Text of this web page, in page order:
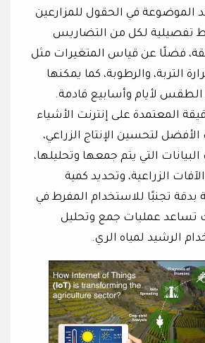
الموضوعة في الحقول للمزارعين
تفصيلية لكل من التضاريس
فضلًا عن قياس المتغيرات مثل
التربة، والرطوبة، كما يمكنها
الطقس لأيام وأسابيع قادمة.
المعتمدة على إنترنت الأشياء
الأفضل لتحسين الإنتاج الزراعي،
التي يتم جمعها وتحليلها،
الزراعية، وتحديد كمية
بدقة تجنبًا للاستخدام المفرط في
تساعد عمليات جمع وتحليل
الرشيد لمياه الري.